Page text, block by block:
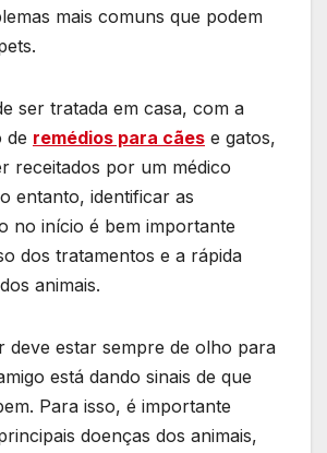
mais comuns que podem
ser tratada em casa, com a
de remédios para cães e gatos,
receitados por um médico
entanto, identificar as
no início é bem importante
dos tratamentos e a rápida
animais.
deve estar sempre de olho para
está dando sinais de que
Para isso, é importante
doenças dos animais,